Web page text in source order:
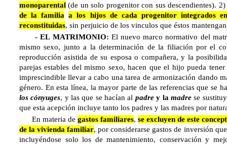
monoparental (de un solo progenitor con sus descendientes).
de la familia a los hijos de cada progenitor integrados
reconstituidas, sin perjuicio de los vinculos que éstos
- EL MATRIMONIO: El nuevo marco normativo del
mismo sexo, junto a la determinación de la filiación por el
reproducción asistida de su esposa o compañera, y la
parejas estables del mismo sexo, hacen que el hijo pueda
imprescindible llevar a cabo una tarea de armonización dando
género. En esta línea, la mayor parte de las referencias que se
los cónyuges, y las que se hacían al padrey la madrese
que esta acepción incluye tanto los padres y las madres por
En materia de gastos familiares,se excluyen de este
de la vivienda familiar, por considerarse gastos de inversión
incluyéndose solo los de mantenimiento, conservación y